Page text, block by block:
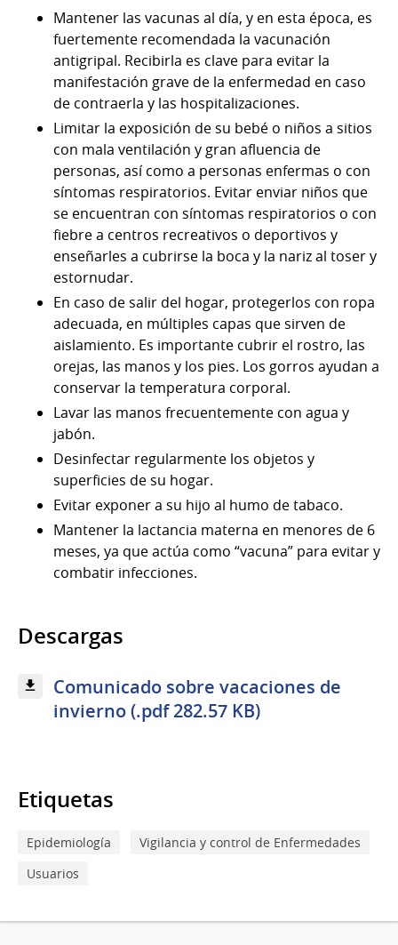
Mantener las vacunas al día, y en esta época, es
fuertemente recomendada la vacunación
antigripal. Recibirla es clave para evitar la
manifestación grave de la enfermedad en caso
de contraerla y las hospitalizaciones.
Limitar la exposición de su bebé o niños a sitios
con mala ventilación y gran afluencia de
personas, así como a personas enfermas o con
síntomas respiratorios. Evitar enviar niños que
se encuentran con síntomas respiratorios o con
fiebre a centros recreativos o deportivos y
enseñarles a cubrirse la boca y la nariz al toser y
estornudar.
En caso de salir del hogar, protegerlos con ropa
adecuada, en múltiples capas que sirven de
aislamiento. Es importante cubrir el rostro, las
orejas, las manos y los pies. Los gorros ayudan a
conservar la temperatura corporal.
Lavar las manos frecuentemente con agua y
jabón.
Desinfectar regularmente los objetos y
superficies de su hogar.
Evitar exponer a su hijo al humo de tabaco.
Mantener la lactancia materna en menores de 6
meses, ya que actúa como “vacuna” para evitar y
combatir infecciones.
Descargas
Comunicado sobre vacaciones de
invierno (.pdf 282.57 KB)
Etiquetas
Epidemiología
Vigilancia y control de Enfermedades
Usuarios